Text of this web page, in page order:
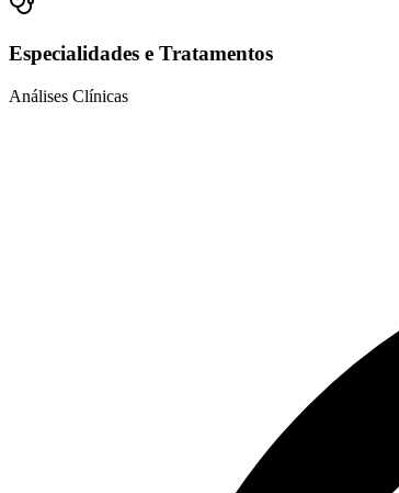
Especialidades e Tratamentos
Análises Clínicas